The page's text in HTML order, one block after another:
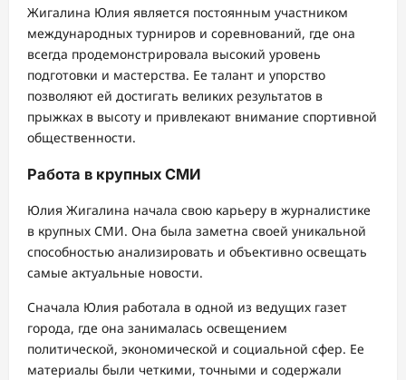
Жигалина Юлия является постоянным участником
международных турниров и соревнований, где она
всегда продемонстрировала высокий уровень
подготовки и мастерства. Ее талант и упорство
позволяют ей достигать великих результатов в
прыжках в высоту и привлекают внимание спортивной
общественности.
Работа в крупных СМИ
Юлия Жигалина начала свою карьеру в журналистике
в крупных СМИ. Она была заметна своей уникальной
способностью анализировать и объективно освещать
самые актуальные новости.
Сначала Юлия работала в одной из ведущих газет
города, где она занималась освещением
политической, экономической и социальной сфер. Ее
материалы были четкими, точными и содержали